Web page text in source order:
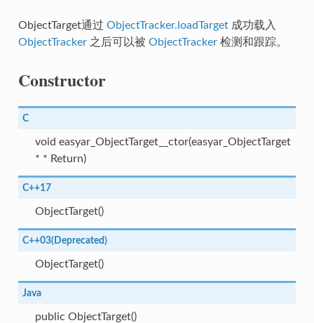
ObjectTarget通过 ObjectTracker.loadTarget成功载入
ObjectTracker之后可以被 ObjectTracker检测和跟踪。
Constructor
C
void easyar_ObjectTarget__ctor(easyar_ObjectTarget
* * Return)
C++17
ObjectTarget()
C++03(Deprecated)
ObjectTarget()
Java
public ObjectTarget()